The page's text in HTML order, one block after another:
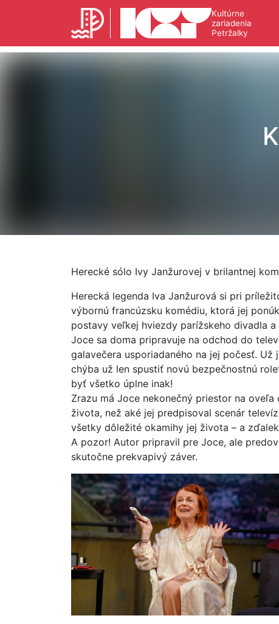
Kultúrne
zariadenia
Petržalky
Herecké sólo Ivy Janžurovej v brilantnej
Herecká legenda Iva Janžurová si pri
výbornú francúzsku komédiu, ktorá jej
postavy veľkej hviezdy parížskeho divadla
Joce sa doma pripravuje na odchod do
galavečera usporiadaného na jej počesť.
chýba už len spustiť novú bezpečnostnú
byť všetko úplne inak!
Zrazu má Joce nekonečný priestor na
života, než aké jej predpisoval scenár
všetky dôležité okamihy jej života – a
A pozor! Autor pripravil pre Joce, ale
skutočne prekvapivý záver.